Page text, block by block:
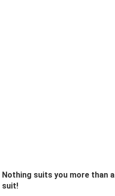
Nothing suits you more than a
suit!